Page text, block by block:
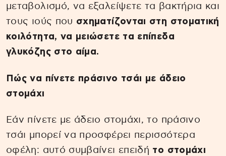
μεταβολισμό, να εξαλείψετε τα βακτήρια και
τους ιούς που σχηματίζονται στη στοματική
κοιλότητα, να μειώσετε τα επίπεδα
γλυκόζης στο αίμα.
Πώς να πίνετε πράσινο τσάι με άδειο
στομάχι
Εάν πίνετε με άδειο στομάχι, το πράσινο
τσάι μπορεί να προσφέρει περισσότερα
οφέλη: αυτό συμβαίνει επειδή το στομάχι